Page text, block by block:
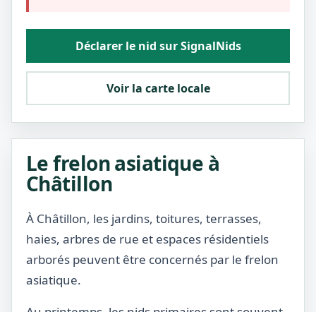
Déclarer le nid sur SignalNids
Voir la carte locale
Le frelon asiatique à
Châtillon
À Châtillon, les jardins, toitures, terrasses,
haies, arbres de rue et espaces résidentiels
arborés peuvent être concernés par le frelon
asiatique.